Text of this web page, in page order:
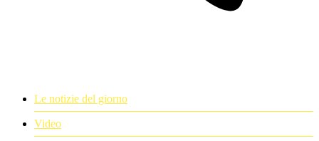
Le notizie del giorno
Video